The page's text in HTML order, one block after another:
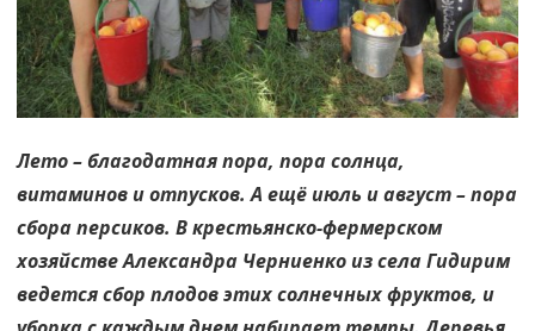
Лето – благодатная пора, пора солнца,
витаминов и отпусков. А ещё июль и август – пора
сбора персиков. В крестьянско-фермерском
хозяйстве Александра Черниенко из села Гидирим
ведется сбор плодов этих солнечных фруктов, и